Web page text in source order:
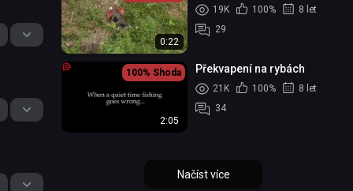
0:22
19K 100%
8 let
29
100% Shoda
2:05
Překvapení na rybách
21K 100%
8 let
34
Načíst více